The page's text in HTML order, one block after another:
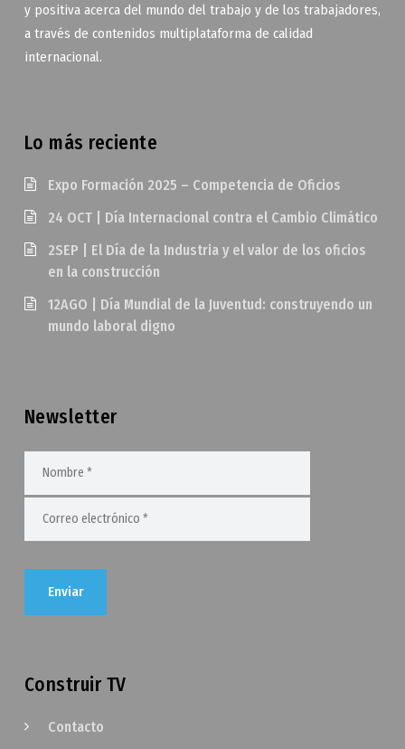
y positiva acerca del mundo del trabajo y de los trabajadores,
a través de contenidos multiplataforma de calidad
internacional.
Lo más reciente
Expo Formación 2025 – Competencia de Oficios
24 OCT | Día Internacional contra el Cambio Climático
2SEP | El Día de la Industria y el valor de los oficios
en la construcción
12AGO | Día Mundial de la Juventud: construyendo un
mundo laboral digno
Newsletter
Construir TV
Contacto